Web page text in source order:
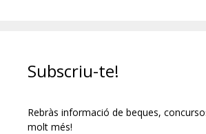
Subscriu-te!
Rebràs informació de beques,
molt més!